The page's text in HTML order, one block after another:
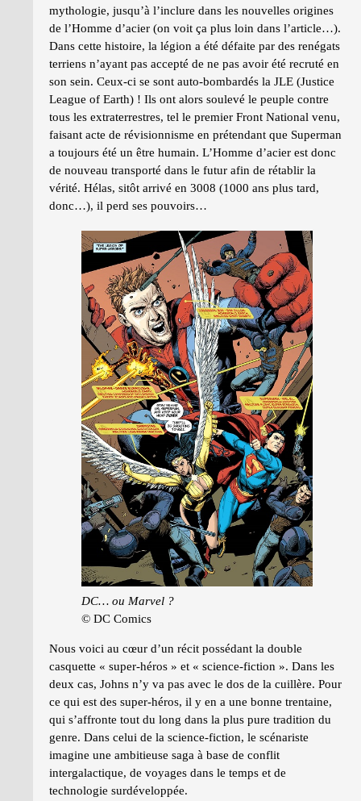
mythologie, jusqu’à l’inclure dans les nouvelles origines
de l’Homme d’acier (on voit ça plus loin dans l’article…).
Dans cette histoire, la légion a été défaite par des renégats
terriens n’ayant pas accepté de ne pas avoir été recruté en
son sein. Ceux-ci se sont auto-bombardés la JLE (Justice
League of Earth) ! Ils ont alors soulevé le peuple contre
tous les extraterrestres, tel le premier Front National venu,
faisant acte de révisionnisme en prétendant que Superman
a toujours été un être humain. L’Homme d’acier est donc
de nouveau transporté dans le futur afin de rétablir la
vérité. Hélas, sitôt arrivé en 3008 (1000 ans plus tard,
donc…), il perd ses pouvoirs…
DC… ou Marvel ?
© DC Comics
Nous voici au cœur d’un récit possédant la double
casquette « super-héros » et « science-fiction ». Dans les
deux cas, Johns n’y va pas avec le dos de la cuillère. Pour
ce qui est des super-héros, il y en a une bonne trentaine,
qui s’affronte tout du long dans la plus pure tradition du
genre. Dans celui de la science-fiction, le scénariste
imagine une ambitieuse saga à base de conflit
intergalactique, de voyages dans le temps et de
technologie surdéveloppée.